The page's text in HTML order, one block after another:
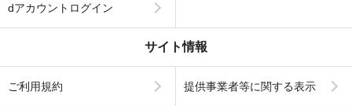
dアカウントログイン
サイト情報
ご利用規約 提供事業者等に関する表示